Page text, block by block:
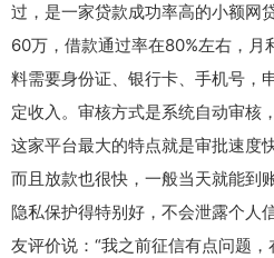
过，是一家贷款成功率高的小额网
60万，借款通过率在80%左右，月
料需要身份证、银行卡、手机号，
定收入。审核方式是系统自动审核
这家平台最大的特点就是审批速度
而且放款也很快，一般当天就能到
隐私保护得特别好，不会泄露个人
友评价说：“我之前征信有点问题